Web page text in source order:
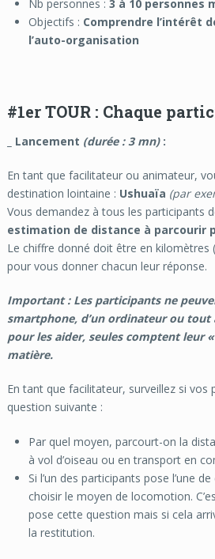
Nb personnes : 3 à 10 personnes
Objectifs : Comprendre l’intérêt
l’auto-organisation
#1erTOUR : Chaque
_ Lancement (durée : 3 mn):
En tant que facilitateur ou animateur,
destination lointaine : Ushuaïa (par
Vous demandez à tous les participants
estimation de distance à parcourir
Le chiffre donné doit être en kilomètres
pour vous donner chacun leur réponse.
Important : Les participants ne
smartphone, d’un ordinateur ou
pour les aider, seules comptent leur
matière.
En tant que facilitateur, surveillez si vos
question suivante :
Par quel moyen, parcourt-on la
à vol d’oiseau ou en transport en
Si l’un des participants pose l’une
choisir le moyen de locomotion.
pose cette question mais si cela
la restitution.